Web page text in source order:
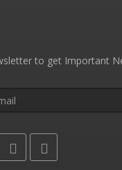
to get Important